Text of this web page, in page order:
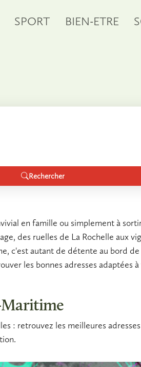
SPORT BIEN-ETRE
Rechercher
en famille ou simplement à
des ruelles de La Rochelle aux
, c'est autant de détente au bord
les bonnes adresses adaptées
Maritime
: retrouvez les meilleures